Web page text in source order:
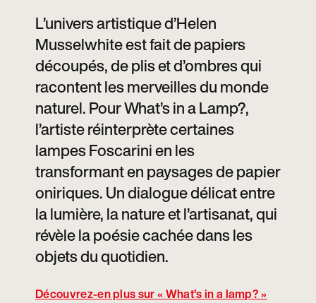
L’univers artistique d’Helen
Musselwhite est fait de papiers
découpés, de plis et d’ombres qui
racontent les merveilles du monde
naturel. Pour What’s in a Lamp?,
l’artiste réinterprète certaines
lampes Foscarini en les
transformant en paysages de papier
oniriques. Un dialogue délicat entre
la lumière, la nature et l’artisanat, qui
révèle la poésie cachée dans les
objets du quotidien.
Découvrez-en plus sur « What’s in a lamp? »